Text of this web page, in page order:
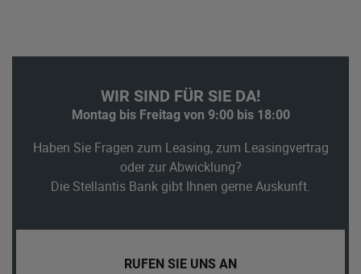
WIR SIND FÜR SIE DA!
Montag bis Freitag von 9:00 bis 18:00
Haben Sie Fragen zum Leasing, zum Leasingvertrag
oder zur Abwicklung?
Die Stellantis Bank gibt Ihnen gerne Auskunft.
RUFEN SIE UNS AN